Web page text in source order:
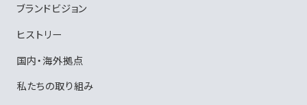
ブランドビジョン
ヒストリー
国内・海外拠点
私たちの取り組み